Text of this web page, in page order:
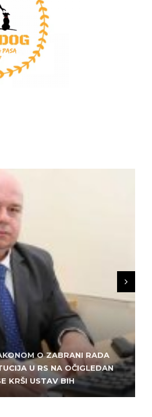
O ZABRANI RADA
U RS NA OČIGLEDAN
KRŠI USTAV BIH
DODIK NEMA KUD OD
REPUBLIEK SRPSKE VUČE U
HAOS
MUDŽELET – ČOVJEK OD